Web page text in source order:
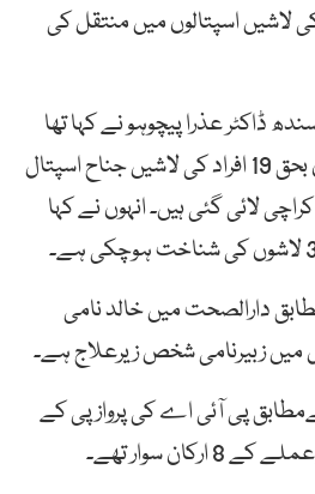
والے 72 افراد کی لاشیں اسپتالوں میں منتقل کی
ڈاکٹر عذرا پیچوہو نے کہا تھا
کہ طیارہ حادثے میں جاں بحق 19 افراد کی لاشیں جناح اسپتال
کراچی لائی گئی ہیں۔ انہوں نے کہا
دارالصحت میں خالد نامی
زبیرنامی شخص زیرعلاج ہے۔
پی آئی اے کی پرواز پی کے